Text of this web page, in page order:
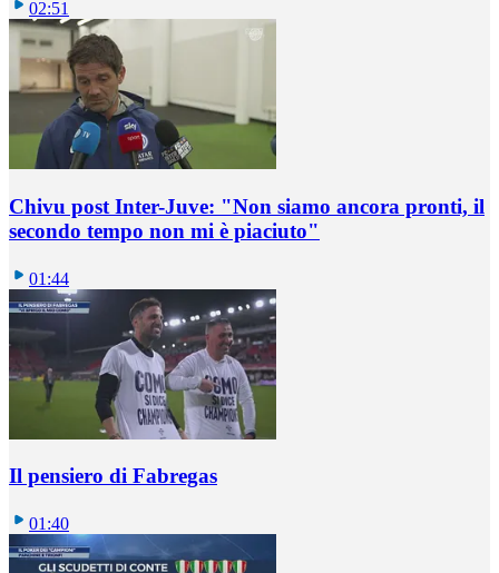
02:51
Chivu post Inter-Juve: "Non siamo ancora pronti, il
secondo tempo non mi è piaciuto"
01:44
Il pensiero di Fabregas
01:40